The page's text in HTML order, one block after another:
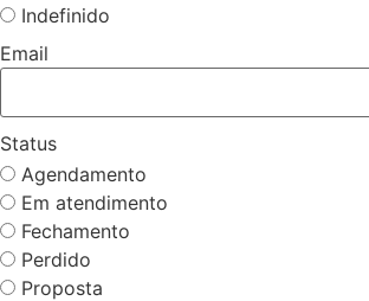
Indefinido
Email
Status
Agendamento
Em atendimento
Fechamento
Perdido
Proposta